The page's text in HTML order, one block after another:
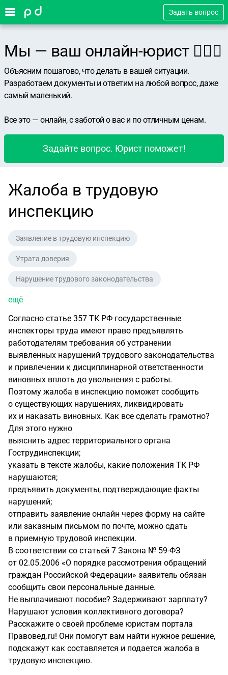
Задать вопрос
Мы — ваш онлайн-юрист 👨🏻‍⚖️
Объясним пошагово, что делать в вашей ситуации.
Разработаем документы и ответим на любой вопрос, даже
самый маленький.
Все это — онлайн, с заботой о вас и по отличным ценам.
Задайте вопрос. Юрист поможет!
Жалоба в трудовую
инспекцию
Заявление в трудовую инспекцию
Утрата доверия
Нарушение трудового законодательства
ещё
Согласно статье 357 ТК РФ государственные
инспекторы труда имеют право предъявлять
работодателям требования об устранении
выявленных нарушений трудового законодательства
и привлечении к дисциплинарной ответственности
виновных вплоть до увольнения с работы.
Поэтому жалоба в инспекцию поможет сообщить
о существующих нарушениях, ликвидировать
их и наказать виновных. Как все сделать грамотно?
Для этого нужно
выяснить адрес территориального органа
Гострудинспекции;
указать в тексте жалобы, какие положения ТК РФ
нарушаются;
предъявить документы, подтверждающие факты
нарушений;
отправить заявление онлайн через форму на сайте
или заказным письмом по почте, можно сдать
в приемную трудовой инспекции.
В соответствии со статьей 7 Закона № 59-ФЗ
от 02.05.2006 «О порядке рассмотрения обращений
граждан Российской Федерации» заявитель обязан
сообщить свои персональные данные.
Не выплачивают пособие? Задерживают зарплату?
Нарушают условия коллективного договора?
Расскажите о своей проблеме юристам портала
Правовед.ru! Они помогут вам найти нужное решение,
подскажут как составляется и подается жалоба в
трудовую инспекцию.